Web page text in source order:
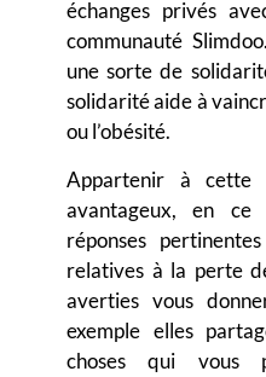
échanges privés
communauté
une sorte de
solidarité aide à
ou l’obésité.
Appartenir à cette
avantageux, en ce
réponses
relatives à la perte
averties vous
exemple elles
choses qui vous